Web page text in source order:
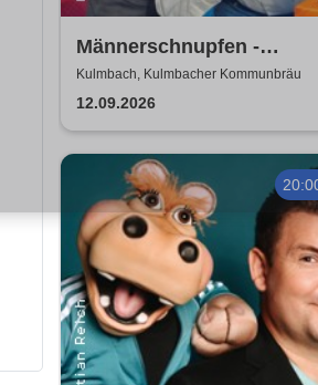
Männerschnupfen -
Buchenau Comedy Tour
Kulmbach, Kulmbacher Kommunbräu
12.09.2026